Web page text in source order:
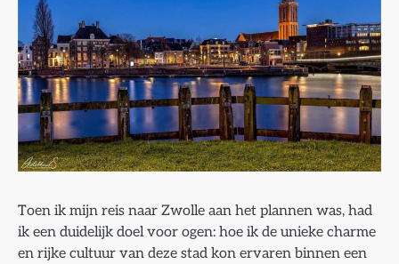
Toen ik mijn reis naar Zwolle aan het plannen was, had
ik een duidelijk doel voor ogen: hoe ik de unieke charme
en rijke cultuur van deze stad kon ervaren binnen een